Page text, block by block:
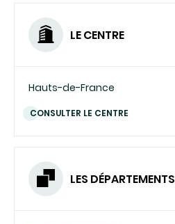
LE CENTRE
Hauts-de-France
CONSULTER LE CENTRE
LES DÉPARTEMENTS